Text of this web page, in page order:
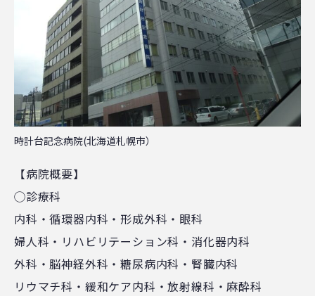
時計台記念病院(北海道札幌市）
【病院概要】
◯診療科
内科・循環器内科・形成外科・眼科
婦人科・リハビリテーション科・消化器内科
外科・脳神経外科・糖尿病内科・腎臓内科
リウマチ科・緩和ケア内科・放射線科・麻酔科